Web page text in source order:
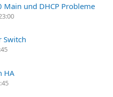
Main und DHCP Probleme
Switch
HA